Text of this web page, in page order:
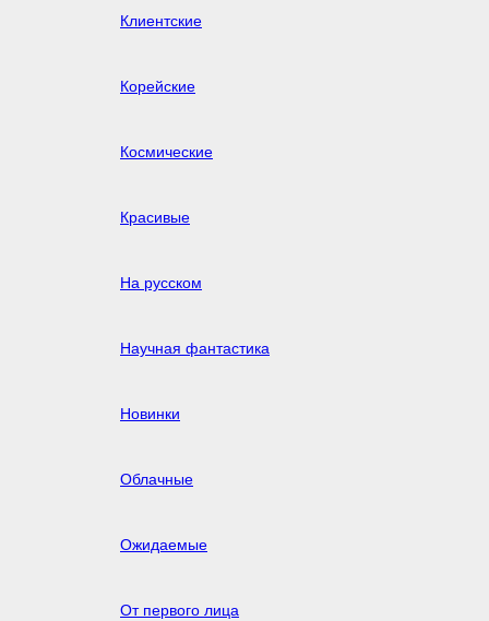
Клиентские
Корейские
Космические
Красивые
На русском
Научная фантастика
Новинки
Облачные
Ожидаемые
От первого лица